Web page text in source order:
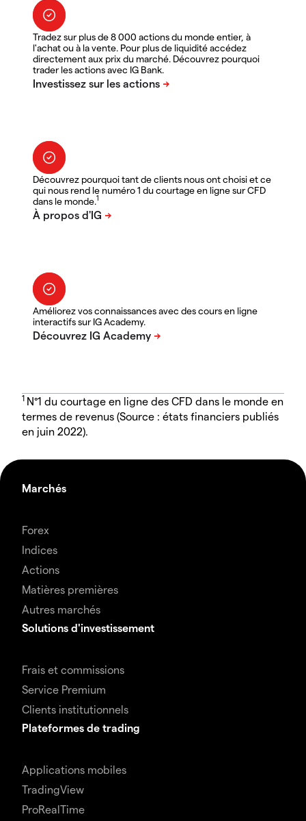
Tradez sur plus de 8 000 actions du monde entier, à
l'achat ou à la vente. Pour plus de liquidité accédez
directement aux prix du marché. Découvrez pourquoi
trader les actions avec IG Bank.
Découvrez pourquoi tant de clients nous ont choisi et ce
qui nous rend le numéro 1 du courtage en ligne sur CFD
dans le monde.1
Améliorez vos connaissances avec des cours en ligne
interactifs sur IG Academy.
1 N°1 du courtage en ligne des CFD dans le monde en
termes de revenus (Source : états financiers publiés
en juin 2022).
Marchés
Forex
Indices
Actions
Matières premières
Autres marchés
Solutions d'investissement
Frais et commissions
Service Premium
Clients institutionnels
Plateformes de trading
Applications mobiles
TradingView
ProRealTime